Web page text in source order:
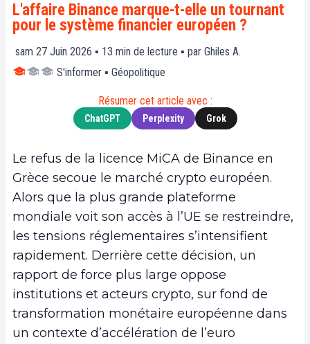
L'affaire Binance marque-t-elle un tournant
pour le système financier européen ?
sam 27 Juin 2026 ▪ 13 min de lecture ▪ par Ghiles A.
S'informer ▪ Géopolitique
Résumer cet article avec :
ChatGPT Perplexity Grok
Le refus de la licence MiCA de Binance en
Grèce secoue le marché crypto européen.
Alors que la plus grande plateforme
mondiale voit son accès à l’UE se restreindre,
les tensions réglementaires s’intensifient
rapidement. Derrière cette décision, un
rapport de force plus large oppose
institutions et acteurs crypto, sur fond de
transformation monétaire européenne dans
un contexte d’accélération de l’euro